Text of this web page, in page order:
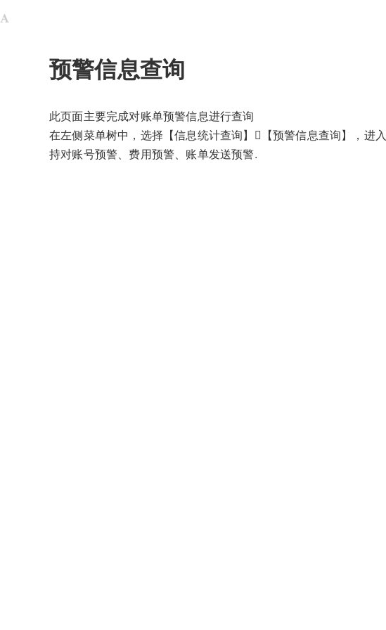
预警信息查询
此页面主要完成对账单预警信息进行查询
在左侧菜单树中，选择【信息统计查询】【预警信息查询】，进
持对账号预警、费用预警、账单发送预警.